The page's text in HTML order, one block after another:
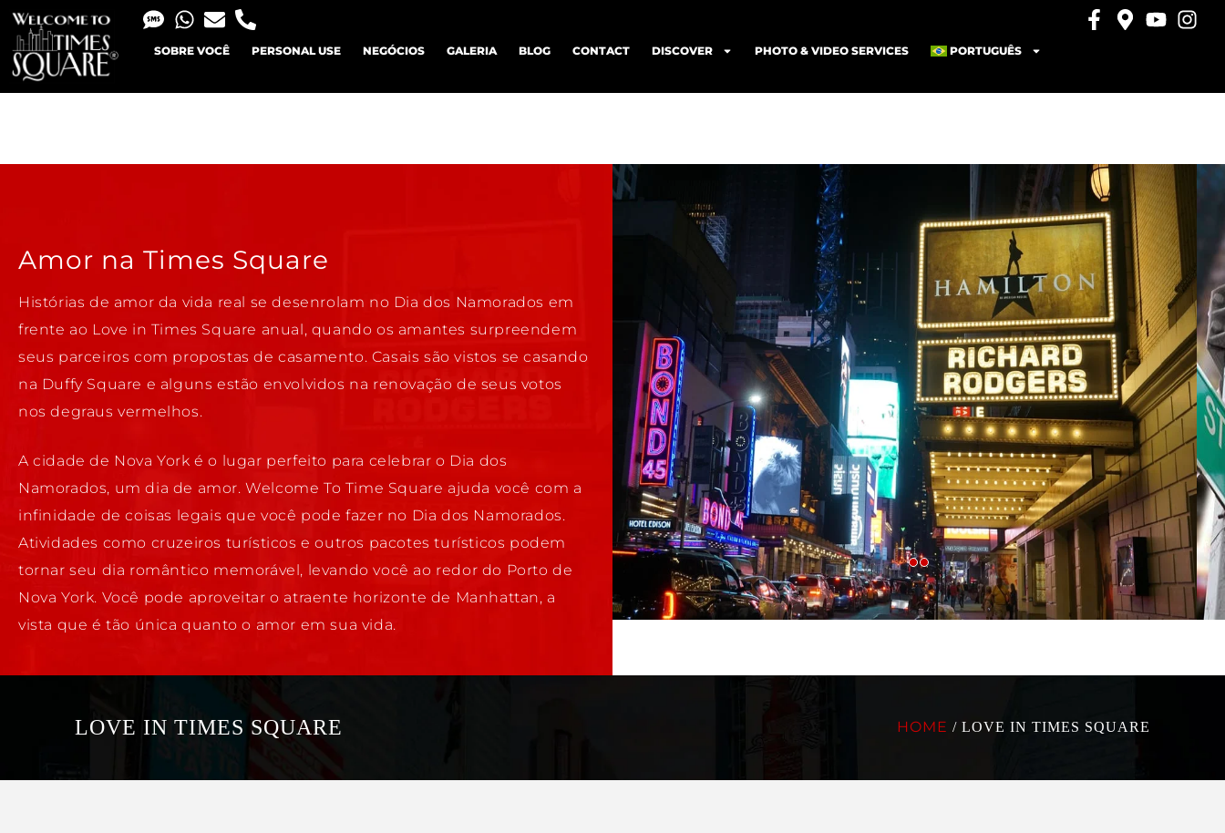
SOBRE VOCÊ PERSONAL USE NEGÓCIOS GALERIA BLOG CONTACT DISCOVER PHOTO & VIDEO SERVICES PORTUGUÊS
Amor na Times Square
Histórias de amor da vida real se desenrolam no Dia dos Namorados em
frente ao Love in Times Square anual, quando os amantes surpreendem
seus parceiros com propostas de casamento. Casais são vistos se casando
na Duffy Square e alguns estão envolvidos na renovação de seus votos
nos degraus vermelhos.
A cidade de Nova York é o lugar perfeito para celebrar o Dia dos
Namorados, um dia de amor. Welcome To Time Square ajuda você com a
infinidade de coisas legais que você pode fazer no Dia dos Namorados.
Atividades como cruzeiros turísticos e outros pacotes turísticos podem
tornar seu dia romântico memorável, levando você ao redor do Porto de
Nova York. Você pode aproveitar o atraente horizonte de Manhattan, a
vista que é tão única quanto o amor em sua vida.
LOVE IN TIMES SQUARE HOME / LOVE IN TIMES SQUARE